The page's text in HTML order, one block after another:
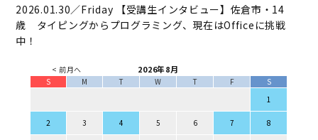
2026.01.30／Friday
【受講生インタビュー】佐倉市・14
歳 タイピングからプログラミング、現在はOfficeに挑戦
中！
< 前月へ 2026年8月
S M T W T F
S
1
2 3 4 5 6 7 8